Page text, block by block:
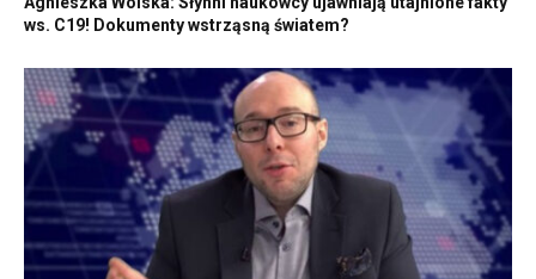
ws. C19! Dokumenty wstrząsną światem?